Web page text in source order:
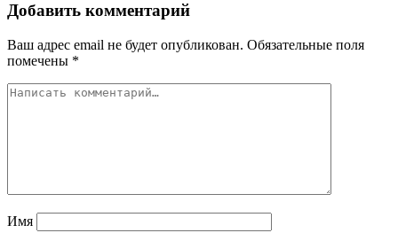
Добавить комментарий
Ваш адрес email не будет опубликован. Обязательные поля
помечены *
Имя